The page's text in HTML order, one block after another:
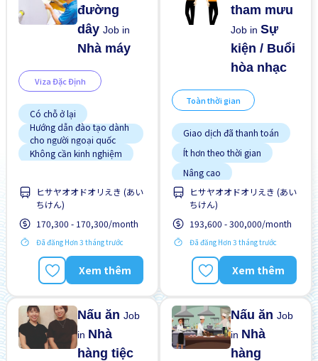
đường
dâyJob in
Nhà máy
Viza Đặc Định
Có chỗ ở lại
Hướng dẫn đào tạo dành
cho người ngoại quốc
Không cần kinh nghiệm
Lao động người nước
ngoài
Nhiều hơn theo thời gian
Ưu tiên nữ giới
ヒサヤオオドオリえき (あい
ちけん)
170,300 - 170,300/month
Đã đăng Hơn 3 tháng trước
Xem thêm
tham mưu
Job inSự
kiện / Buổi
hòa nhạc
Toàn thời gian
Giao dịch đã thanh toán
Ít hơn theo thời gian
Nâng cao
ヒサヤオオドオリえき (あい
ちけん)
193,600 - 300,000/month
Đã đăng Hơn 3 tháng trước
Xem thêm
Nấu ănJob
in Nhà
hàng tiệc
Nấu ănJob
in Nhà
hàng